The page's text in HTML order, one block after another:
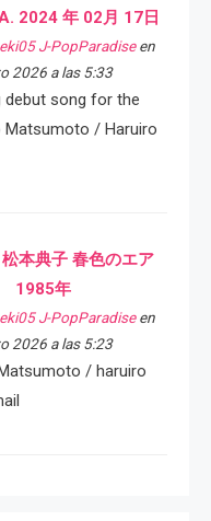
2024 年 02月 17日
J-PopParadiseen
2026 a las 5:33
debut song for the
Matsumoto / Haruiro
松本典子 春色のエア
1985年
J-PopParadiseen
2026 a las 5:23
/ haruiro